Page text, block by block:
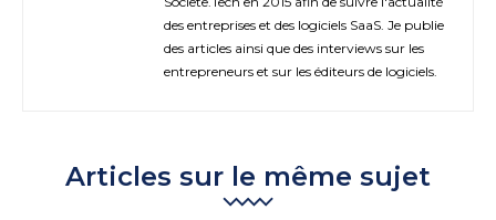
des entreprises et des logiciels SaaS. Je publie
des articles ainsi que des interviews sur les
entrepreneurs et sur les éditeurs de logiciels.
Articles sur le même sujet